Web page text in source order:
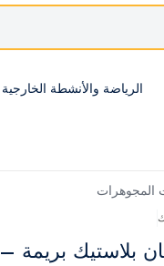
الرياضة والأنشطة الخارجية
المجوهرات
بريمة – 36 قطعة